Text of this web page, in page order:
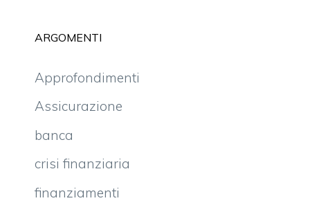
ARGOMENTI
Approfondimenti
Assicurazione
banca
crisi finanziaria
finanziamenti